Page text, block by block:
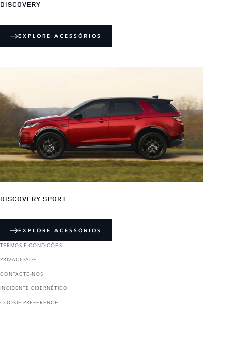
DISCOVERY
EXPLORE ACESSÓRIOS
DISCOVERY SPORT
EXPLORE ACESSÓRIOS
TERMOS E CONDICÕES
PRIVACIDADE
CONTACTE-NOS
INCIDENTE CIBERNÉTICO
COOKIE PREFERENCE